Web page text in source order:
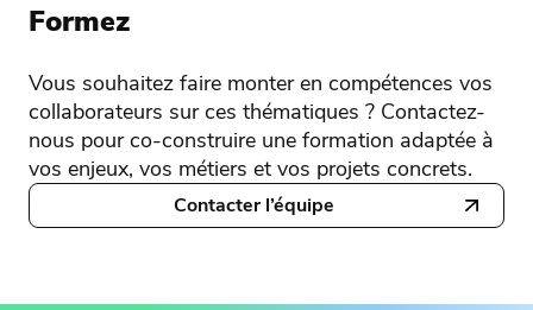
Formez
Vous souhaitez faire monter en compétences vos
collaborateurs sur ces thématiques ? Contactez-
nous pour co-construire une formation adaptée à
vos enjeux, vos métiers et vos projets concrets.
Contacter l’équipe